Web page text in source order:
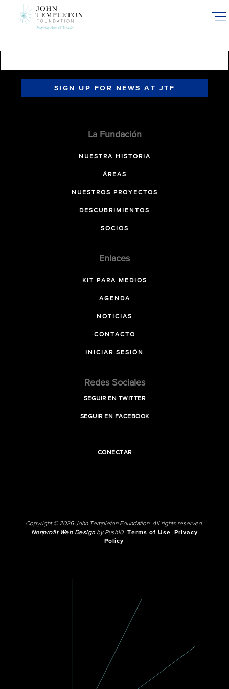
SIGN UP FOR NEWS AT JTF
La Fundación
NUESTRA HISTORIA
ÁREAS
NUESTROS PROYECTOS
DESCUBRIMIENTOS
SOCIOS
Enlaces
KIT PARA MEDIOS
AGENDA
NOTICIAS
CONTACTO
INICIAR SESIÓN
Redes Sociales
SEGUIR EN TWITTER
SEGUIR EN FACEBOOK
CONECTAR
Copyright © 2026 John Templeton Foundation. All rights reserved.
Nonprofit Web Designby Push10. Terms of Use
Privacy
Policy